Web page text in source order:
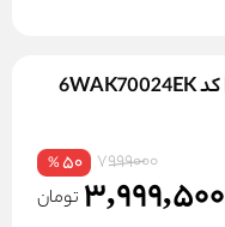
7999000
50
%
3,999,500 تومان